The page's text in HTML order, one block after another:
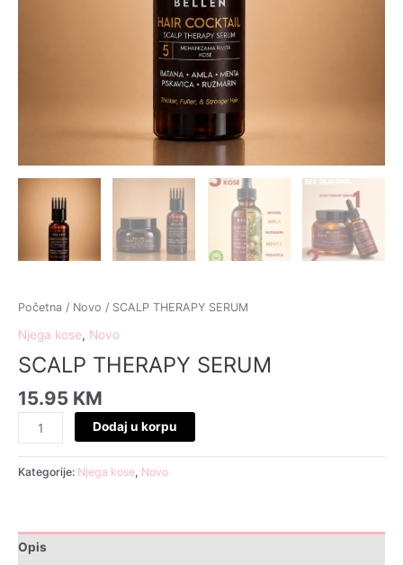
Početna / Novo / SCALP THERAPY SERUM
Njega kose, Novo
SCALP THERAPY SERUM
15.95 KM
Dodaj u korpu
Kategorije: Njega kose, Novo
Opis